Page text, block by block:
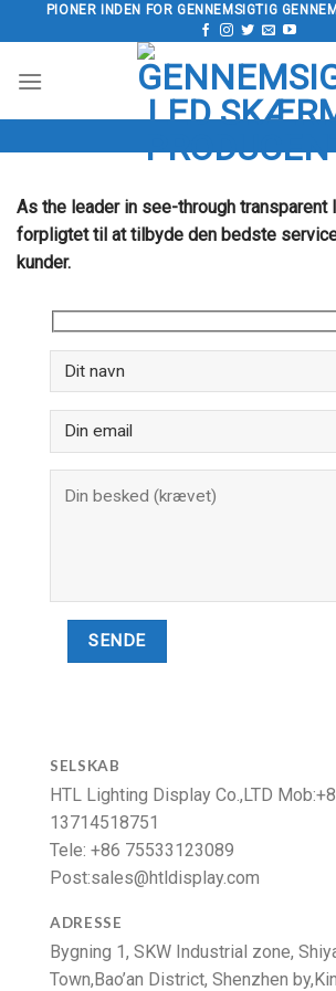
Spring
til
PIONER INDEN FOR GENNEMSIGTIG
As the leader in see-through transparent
forpligtet til at tilbyde den bedste
kunder.
SELSKAB
HTL Lighting Display Co.,LTD Mob
13714518751
Tele: +86 75533123089
Post:sales@htldisplay.com
ADRESSE
Bygning 1, SKW Industrial zone,
Town,Bao’an District, Shenzhen